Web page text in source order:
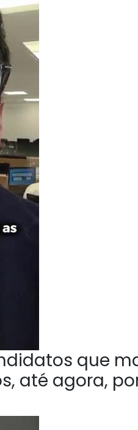
que
até agora,